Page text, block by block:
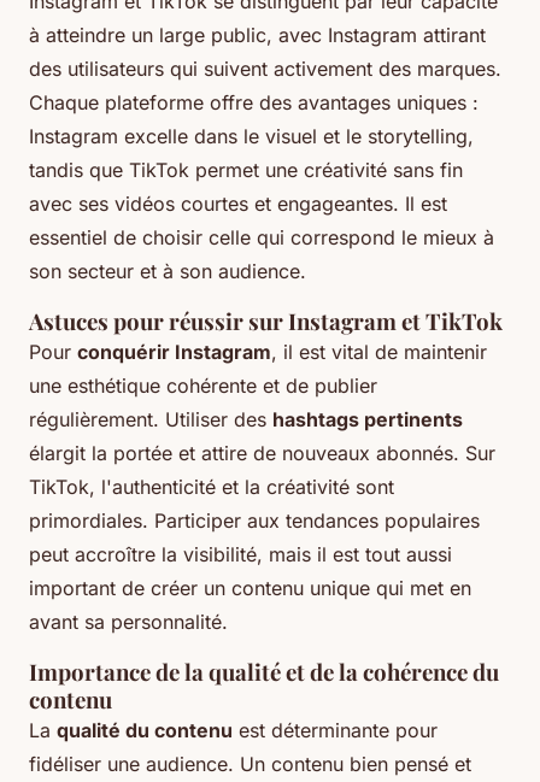
à atteindre un large public, avec Instagram attirant
des utilisateurs qui suivent activement des marques.
Chaque plateforme offre des avantages uniques :
Instagram excelle dans le visuel et le storytelling,
tandis que TikTok permet une créativité sans fin
avec ses vidéos courtes et engageantes. Il est
essentiel de choisir celle qui correspond le mieux à
son secteur et à son audience.
Astuces pour réussir sur Instagram et TikTok
Pour conquérir Instagram, il est vital de maintenir
une esthétique cohérente et de publier
régulièrement. Utiliser des hashtags pertinents
élargit la portée et attire de nouveaux abonnés. Sur
TikTok, l'authenticité et la créativité sont
primordiales. Participer aux tendances populaires
peut accroître la visibilité, mais il est tout aussi
important de créer un contenu unique qui met en
avant sa personnalité.
Importance de la qualité et de la cohérence du
contenu
La qualité du contenu est déterminante pour
fidéliser une audience. Un contenu bien pensé et